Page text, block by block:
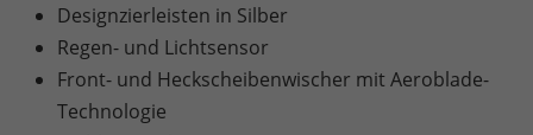
Designzierleisten in Silber
Regen- und Lichtsensor
Front- und Heckscheibenwischer mit Aeroblade-
Technologie